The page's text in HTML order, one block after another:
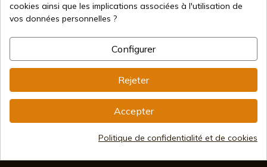
Expédition internationale
cookies ainsi que les implications associées à l'utilisation de
vos données personnelles ?
Configurer
Rejeter
Accepter
Politique de confidentialité et de cookies